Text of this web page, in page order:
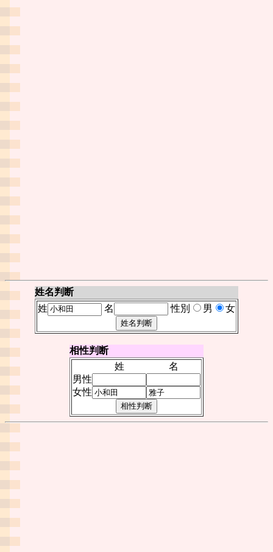
姓名判断
姓
名 性別 男 女
相性判断
姓
名
男性
女性